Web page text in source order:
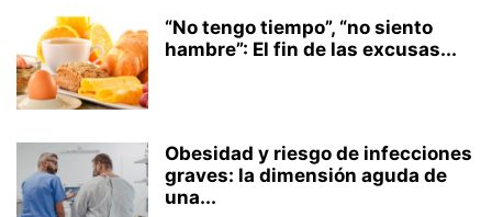
“No tengo tiempo”, “no siento
hambre”: El fin de las excusas...
Obesidad y riesgo de infecciones
graves: la dimensión aguda de
una...